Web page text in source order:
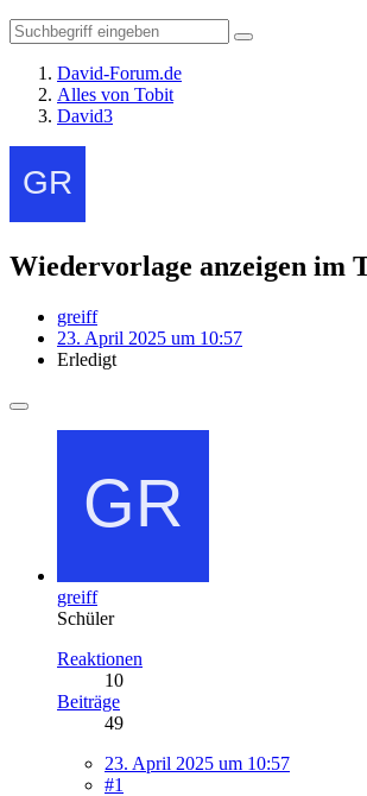
David-Forum.de
Alles von Tobit
David3
Wiedervorlage anzeigen im
greiff
23. April 2025 um 10:57
Erledigt
greiff
Schüler
Reaktionen
10
Beiträge
49
23. April 2025 um 10:57
#1